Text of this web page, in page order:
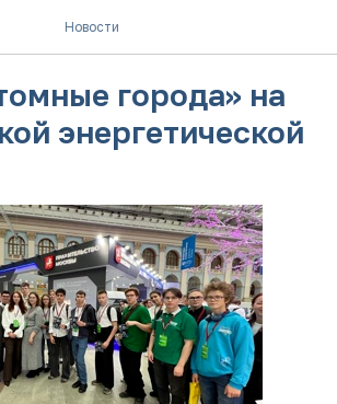
Новости
города» на
энергетической